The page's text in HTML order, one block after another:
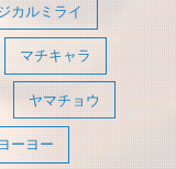
カルミライ
マチキャラ
ヤマチョウ
ヨーヨー